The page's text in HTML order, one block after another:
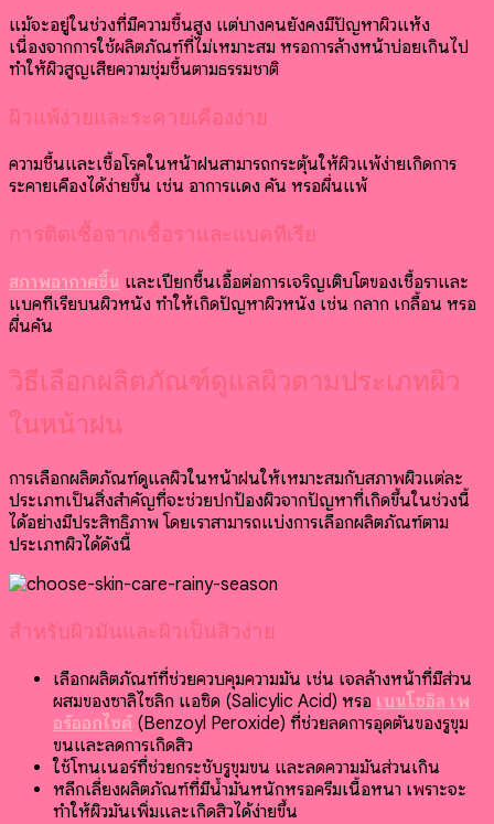
แม้จะอยู่ในช่วงที่มีความชื้นสูง แต่บางคนยังคงมีปัญหาผิวแห้ง
เนื่องจากการใช้ผลิตภัณฑ์ที่ไม่เหมาะสม หรือการล้างหน้าบ่อยเกินไป
ทำให้ผิวสูญเสียความชุ่มชื้นตามธรรมชาติ
ผิวแพ้ง่ายและระคายเคืองง่าย
ความชื้นและเชื้อโรคในหน้าฝนสามารถกระตุ้นให้ผิวแพ้ง่ายเกิดการ
ระคายเคืองได้ง่ายขึ้น เช่น อาการแดง คัน หรือผื่นแพ้
การติดเชื้อจากเชื้อราและแบคทีเรีย
สภาพอากาศชื้น และเปียกชื้นเอื้อต่อการเจริญเติบโตของเชื้อราและ
แบคทีเรียบนผิวหนัง ทำให้เกิดปัญหาผิวหนัง เช่น กลาก เกลื้อน หรือ
ผื่นคัน
วิธีเลือกผลิตภัณฑ์ดูแลผิวตามประเภทผิว
ในหน้าฝน
การเลือกผลิตภัณฑ์ดูแลผิวในหน้าฝนให้เหมาะสมกับสภาพผิวแต่ละ
ประเภทเป็นสิ่งสำคัญที่จะช่วยปกป้องผิวจากปัญหาที่เกิดขึ้นในช่วงนี้
ได้อย่างมีประสิทธิภาพ โดยเราสามารถแบ่งการเลือกผลิตภัณฑ์ตาม
ประเภทผิวได้ดังนี้
สำหรับผิวมันและผิวเป็นสิวง่าย
เลือกผลิตภัณฑ์ที่ช่วยควบคุมความมัน เช่น เจลล้างหน้าที่มีส่วน
ผสมของซาลิไซลิก แอซิด (Salicylic Acid) หรือ เบนโซอิล เพ
อร์ออกไซด์ (Benzoyl Peroxide) ที่ช่วยลดการอุดตันของรูขุม
ขนและลดการเกิดสิว
ใช้โทนเนอร์ที่ช่วยกระชับรูขุมขน และลดความมันส่วนเกิน
หลีกเลี่ยงผลิตภัณฑ์ที่มีน้ำมันหนักหรือครีมเนื้อหนา เพราะจะ
ทำให้ผิวมันเพิ่มและเกิดสิวได้ง่ายขึ้น